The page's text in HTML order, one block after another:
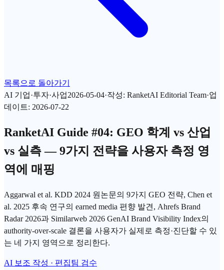
목록으로 돌아가기
AI 기업·투자·사업2026-05-04·작성: RanketAI Editorial Team·업
데이트: 2026-07-22
RanketAI Guide #04: GEO 학계 vs 산업
vs 실측 — 9가지 전략을 사용자 측정 영
역에 매핑
Aggarwal et al. KDD 2024 원논문의 9가지 GEO 전략, Chen et
al. 2025 후속 연구의 earned media 편향 발견, Ahrefs Brand
Radar 2026과 Similarweb 2026 GenAI Brand Visibility Index의
authority-over-scale 결론을 사용자가 실제로 측정·진단할 수 있
는 네 가지 영역으로 정리한다.
AI 보조 작성 · 편집팀 검수